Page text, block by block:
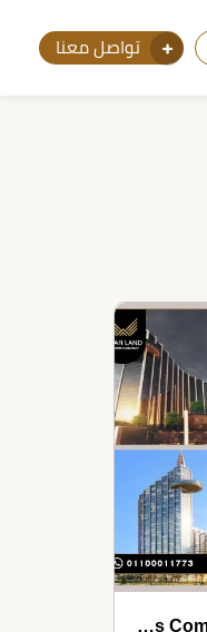
تواصل معنا
مول يوني تاور العاصمة الإدارية Uni Tower Business Complex